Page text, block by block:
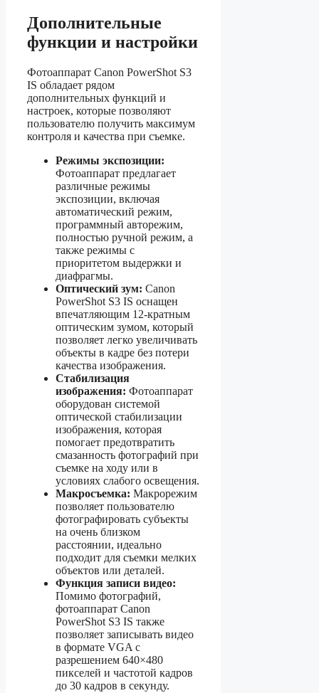
Дополнительные
функции и настройки
Фотоаппарат Canon PowerShot S3
IS обладает рядом
дополнительных функций и
настроек, которые позволяют
пользователю получить максимум
контроля и качества при съемке.
Режимы экспозиции:
Фотоаппарат предлагает
различные режимы
экспозиции, включая
автоматический режим,
программный авторежим,
полностью ручной режим, а
также режимы с
приоритетом выдержки и
диафрагмы.
Оптический зум: Canon
PowerShot S3 IS оснащен
впечатляющим 12-кратным
оптическим зумом, который
позволяет легко увеличивать
объекты в кадре без потери
качества изображения.
Стабилизация
изображения: Фотоаппарат
оборудован системой
оптической стабилизации
изображения, которая
помогает предотвратить
смазанность фотографий при
съемке на ходу или в
условиях слабого освещения.
Макросъемка: Макрорежим
позволяет пользователю
фотографировать субъекты
на очень близком
расстоянии, идеально
подходит для съемки мелких
объектов или деталей.
Функция записи видео:
Помимо фотографий,
фотоаппарат Canon
PowerShot S3 IS также
позволяет записывать видео
в формате VGA с
разрешением 640×480
пикселей и частотой кадров
до 30 кадров в секунду.